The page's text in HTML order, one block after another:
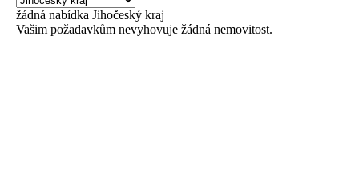
žádná nabídka Jihočeský kraj
Vašim požadavkům nevyhovuje žádná nemovitost.